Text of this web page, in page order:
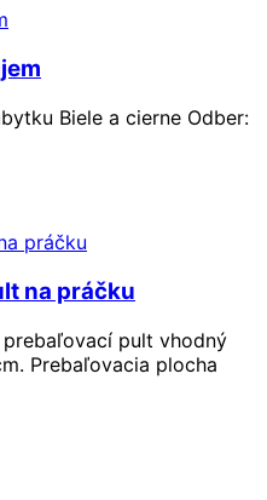
Biele a cierne Odber:
na práčku
pult vhodný
Prebaľovacia plocha